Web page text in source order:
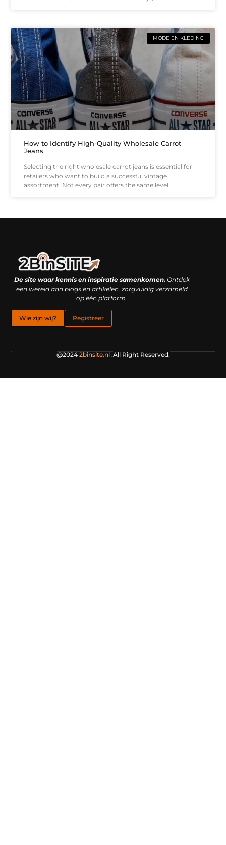
MODE EN KLEDING
How to Identify High-Quality Wholesale Carrot
Jeans
Selecting the right wholesale carrot jeans is essential for
retailers who want to build a successful vintage
assortment. Not every pair offers the same level
De site waar kennis en inspiratie samenkomen.Ontdek
een wereld aan blogs en artikelen, zorgvuldig verzameld
op één platform.
Wie zijn wij? Registreer
@2024 2binsite.nl.All Right Reserved.